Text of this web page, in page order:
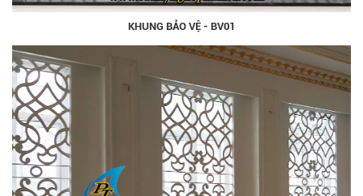
KHUNG BẢO VỆ - BV01